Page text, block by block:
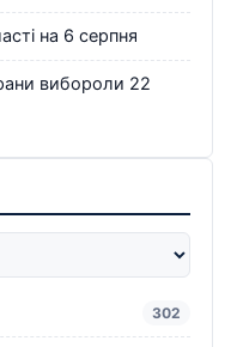
на 6 серпня
вибороли 22
302